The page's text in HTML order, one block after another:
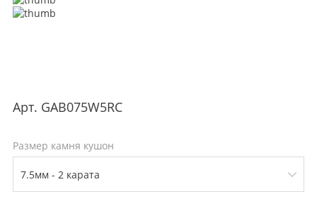
Арт. GAB075W5RC
Размер камня кушон